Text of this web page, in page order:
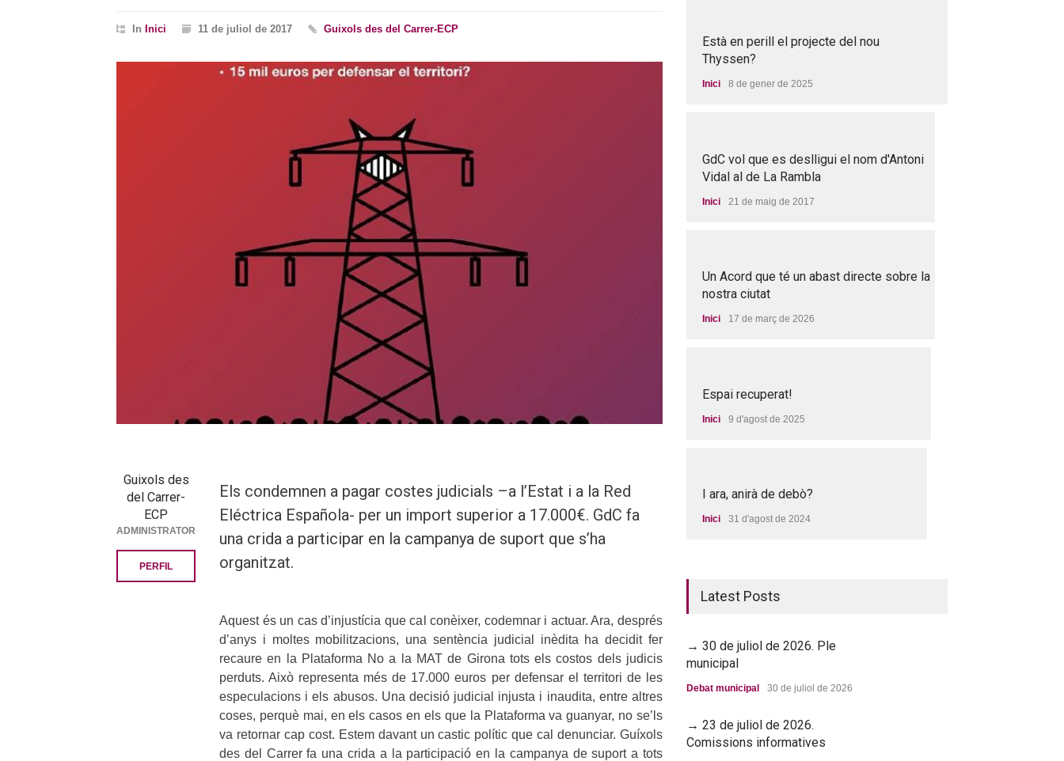
In Inici 11 de juliol de 2017 Guixols des del Carrer-ECP
Els condemnen a pagar costes judicials –a l’Estat i a la Red
Eléctrica Española- per un import superior a 17.000€. GdC fa
una crida a participar en la campanya de suport que s’ha
organitzat.
Aquest és un cas d’injustícia que cal conèixer, codemnar i actuar. Ara, després
d’anys i moltes mobilitzacions, una sentència judicial inèdita ha decidit fer
recaure en la Plataforma No a la MAT de Girona tots els costos dels judicis
perduts. Això representa més de 17.000 euros per defensar el territori de les
especulacions i els abusos. Una decisió judicial injusta i inaudita, entre altres
coses, perquè mai, en els casos en els que la Plataforma va guanyar, no se’ls
va retornar cap cost. Estem davant un castic polític que cal denunciar. Guíxols
des del Carrer fa una crida a la participació en la campanya de suport a tots
Guixols des
del Carrer-
ECP
ADMINISTRATOR
PERFIL
Està en perill el projecte del nou
Thyssen?
Inici 8 de gener de 2025
GdC vol que es deslligui el nom d'Antoni
Vidal al de La Rambla
Inici 21 de maig de 2017
Un Acord que té un abast directe sobre la
nostra ciutat
Inici 17 de març de 2026
Espai recuperat!
Inici 9 d'agost de 2025
I ara, anirà de debò?
Inici 31 d'agost de 2024
Latest Posts
→ 30 de juliol de 2026. Ple
municipal
Debat municipal 30 de juliol de 2026
→ 23 de juliol de 2026.
Comissions informatives